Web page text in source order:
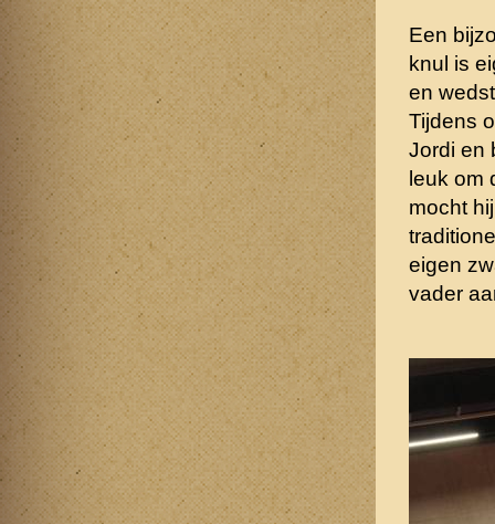
Een
knul is
en
Tijdens
Jordi en
leuk om
mocht
eigen
vader